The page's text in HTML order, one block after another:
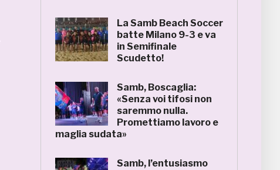
La Samb Beach Soccer
batte Milano 9-3 e va
in Semifinale
Scudetto!
Samb, Boscaglia:
«Senza voi tifosi non
saremmo nulla.
Promettiamo lavoro e
maglia sudata»
Samb, l’entusiasmo